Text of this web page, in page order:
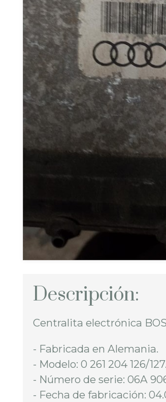
Descripción:
Centralita electrónica
- Fabricada en Alemania.
- Modelo: 0 261 204 126/127.
- Número de serie: 06A
- Fecha de fabricación: